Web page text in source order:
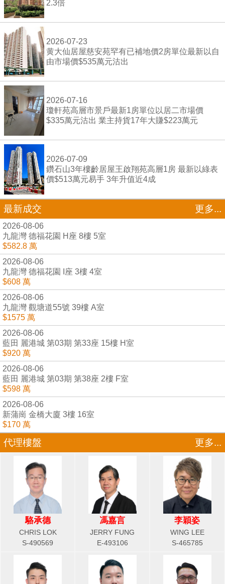
2.3倍
2026-07-23
黄大仙居屋慈安苑罕有已補地價2房單位最新以自
由市場價$535萬元沽出
2026-07-16
瓊軒苑高層市景戶最新1房單位以居二市場價
$335萬元沽出 業主持貨17年大賺$223萬元
2026-07-09
鑽石山3年樓齡居屋王啟翔苑高層1房 最新以綠表
價$513萬元易手 3年升值近4成
最新成交 更多...
2026-08-06
九龍灣 德福花園 H座 8樓 5室
$582.8 萬
2026-08-06
九龍灣 德福花園 I座 3樓 4室
$608 萬
2026-08-06
九龍灣 觀塘道55號 39樓 A室
$1575 萬
2026-08-06
藍田 麗港城 第03期 第33座 15樓 H室
$920 萬
2026-08-06
藍田 麗港城 第03期 第38座 2樓 F室
$598 萬
2026-08-06
新蒲崗 金橋大廈 3樓 16室
$170 萬
代理樓盤 更多...
駱承德
CHRIS LOK
S-490569
馮嘉言
JERRY FUNG
E-493106
李穎姿
WING LEE
S-465785